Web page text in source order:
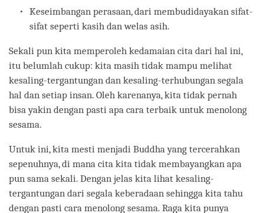
Keseimbangan perasaan, dari membudidayakan sifat-
sifat seperti kasih dan welas asih.
Sekali pun kita memperoleh kedamaian cita dari hal ini,
itu belumlah cukup: kita masih tidak mampu melihat
kesaling-tergantungan dan kesaling-terhubungan segala
hal dan setiap insan. Oleh karenanya, kita tidak pernah
bisa yakin dengan pasti apa cara terbaik untuk menolong
sesama.
Untuk ini, kita mesti menjadi Buddha yang tercerahkan
sepenuhnya, di mana cita kita tidak membayangkan apa
pun sama sekali. Dengan jelas kita lihat kesaling-
tergantungan dari segala keberadaan sehingga kita tahu
dengan pasti cara menolong sesama. Raga kita punya